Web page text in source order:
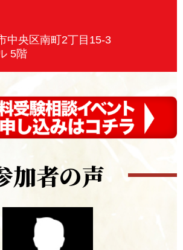
中央区南町2丁目15-3
5階
加者の声